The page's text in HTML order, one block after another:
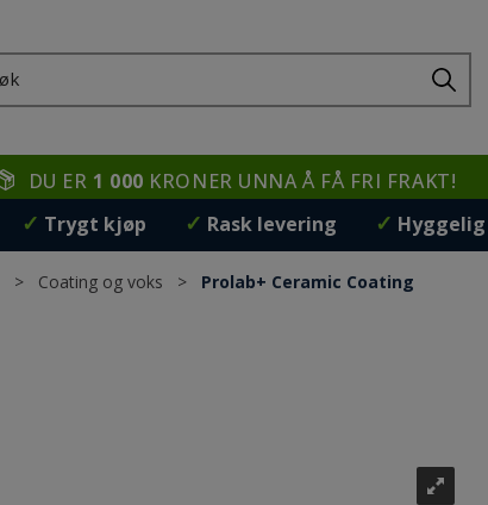
DU ER 1 000 KRONER UNNA Å FÅ FRI FRAKT!
✓ Trygt kjøp ✓ Rask levering ✓
> Coating og voks > Prolab+ Ceramic Coating